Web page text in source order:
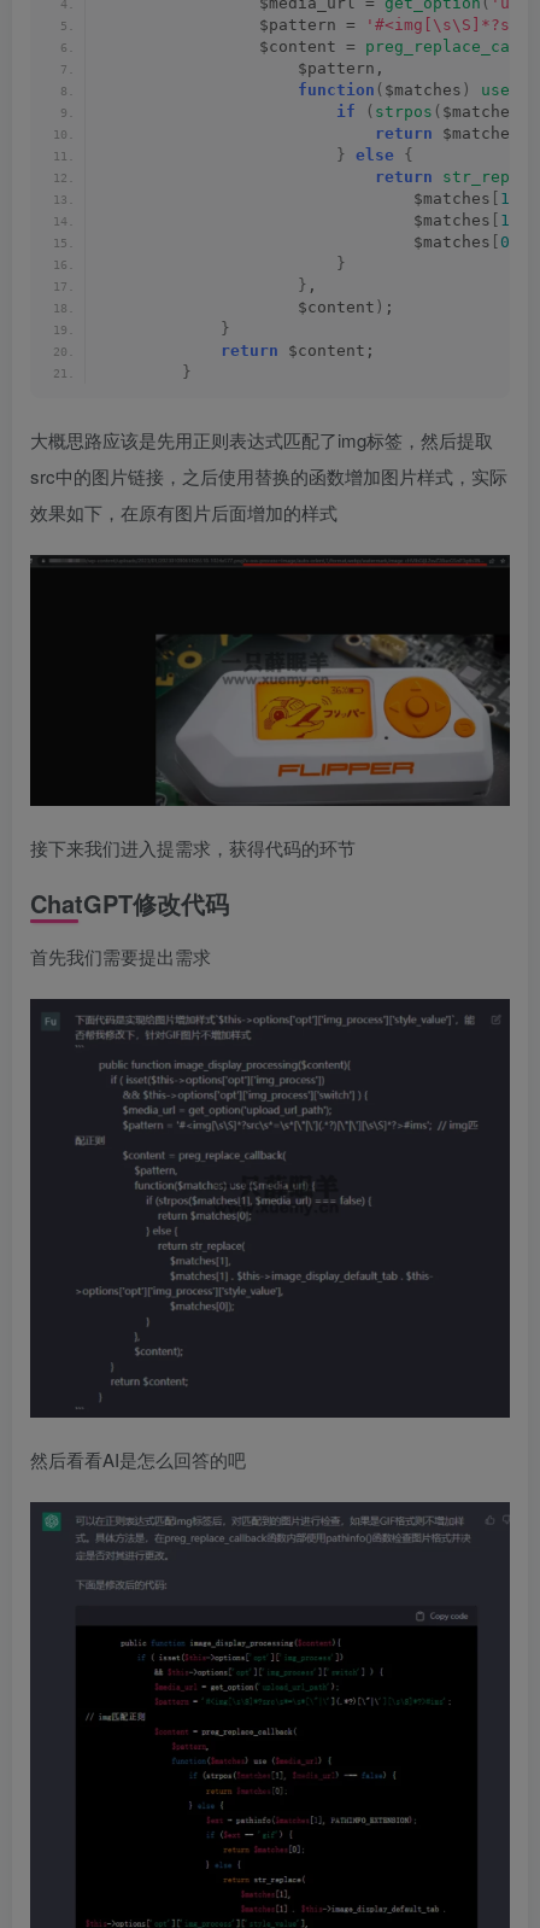
                $pattern =
                $content =
                    $pattern,
function ( $matches ) use
if
( strpos ( $matches
return $matches
} else {
return
                                $matches
[ 1
                                $matches
[ 1
                                $matches
[ 0
}
} ,
                    $content
) ;
}
return $content;
}
大概思路应该是先用正则表达式匹配了img标签，然后提取
src中的图片链接，之后使用替换的函数增加图片样式，实际
效果如下，在原有图片后面增加的样式
接下来我们进入提需求，获得代码的环节
ChatGPT修改代码
首先我们需要提出需求
然后看看AI是怎么回答的吧